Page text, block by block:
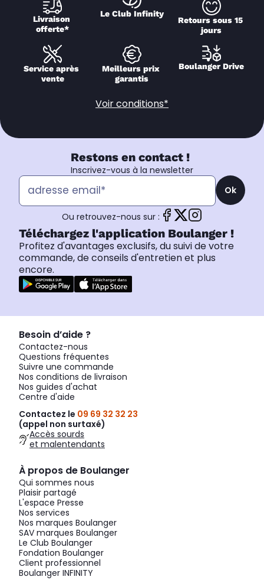
Livraison
offerte*
Le Club Infinity
Retours sous 15
jours
Service après
vente
Meilleurs prix
garantis
Boulanger Drive
Voir conditions*
Restons en contact !
Inscrivez-vous à la newsletter
Ok
Ou retrouvez-nous sur :
Téléchargez l'application Boulanger !
Profitez d'avantages exclusifs, du suivi de votre
commande, de conseils d'entretien et plus
encore.
Besoin d’aide ?
Contactez-nous
Questions fréquentes
Suivre une commande
Nos conditions de livraison
Nos guides d'achat
Centre d'aide
Contactez le 09 69 32 32 23
(appel non surtaxé)
Accès sourds
et malentendants
À propos de Boulanger
Qui sommes nous
Plaisir partagé
L'espace Presse
Nos services
Nos marques Boulanger
SAV marques Boulanger
Le Club Boulanger
Fondation Boulanger
Client professionnel
Boulanger INFINITY